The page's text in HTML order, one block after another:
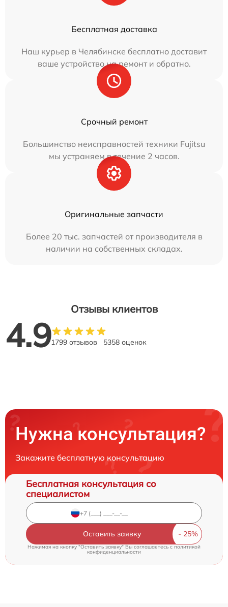
Бесплатная доставка
Наш курьер в Челябинске бесплатно доставит
ваше устройство на ремонт и обратно.
Срочный ремонт
Большинство неисправностей техники Fujitsu
мы устраняем в течение 2 часов.
Оригинальные запчасти
Более 20 тыс. запчастей от производителя в
наличии на собственных складах.
Отзывы клиентов
4.91799 отзывов 5358 оценок
Нужна консультация?
Закажите бесплатную консультацию
Бесплатная консультация со
специалистом
Оставить заявку
Нажимая на кнопку "Оставить заявку" Вы соглашаетесь c политикой
конфиденциальности